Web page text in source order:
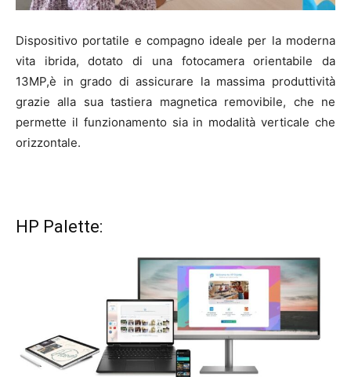
Dispositivo portatile e compagno ideale per la moderna
vita ibrida, dotato di una fotocamera orientabile da
13MP,è in grado di assicurare la massima produttività
grazie alla sua tastiera magnetica removibile, che ne
permette il funzionamento sia in modalità verticale che
orizzontale.
HP Palette: